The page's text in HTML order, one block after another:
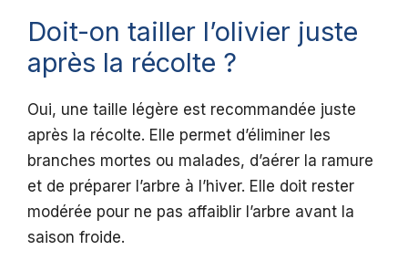
Doit-on tailler l’olivier juste
après la récolte ?
Oui, une taille légère est recommandée juste
après la récolte. Elle permet d’éliminer les
branches mortes ou malades, d’aérer la ramure
et de préparer l’arbre à l’hiver. Elle doit rester
modérée pour ne pas affaiblir l’arbre avant la
saison froide.